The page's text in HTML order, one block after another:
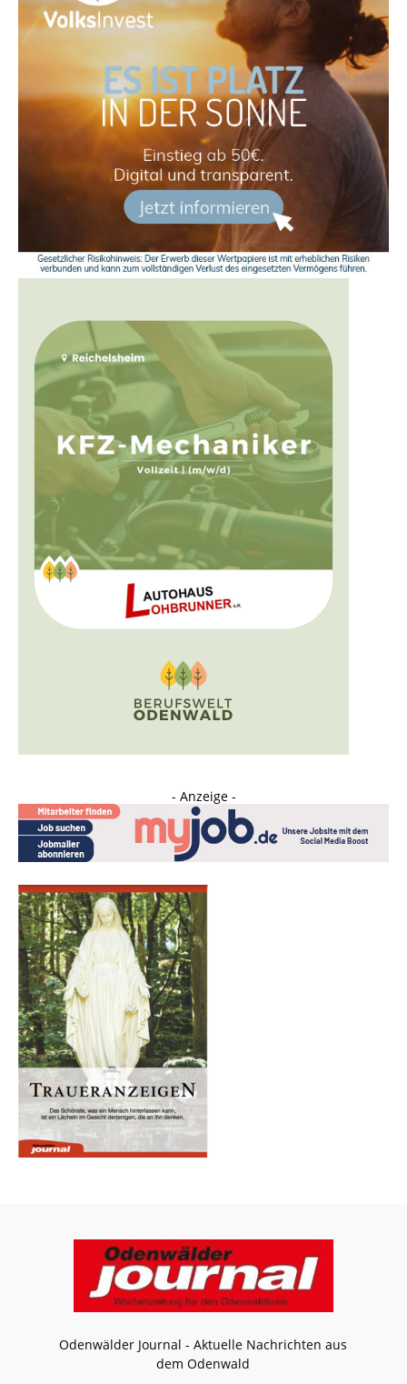
- Anzeige -
Odenwälder Journal - Aktuelle Nachrichten aus
dem Odenwald